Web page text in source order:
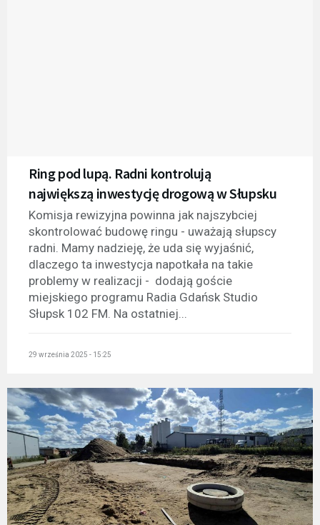
Ring pod lupą. Radni kontrolują
największą inwestycję drogową w Słupsku
Komisja rewizyjna powinna jak najszybciej
skontrolować budowę ringu - uważają słupscy
radni. Mamy nadzieję, że uda się wyjaśnić,
dlaczego ta inwestycja napotkała na takie
problemy w realizacji - dodają goście
miejskiego programu Radia Gdańsk Studio
Słupsk 102 FM. Na ostatniej...
29 września 2025 - 15:25